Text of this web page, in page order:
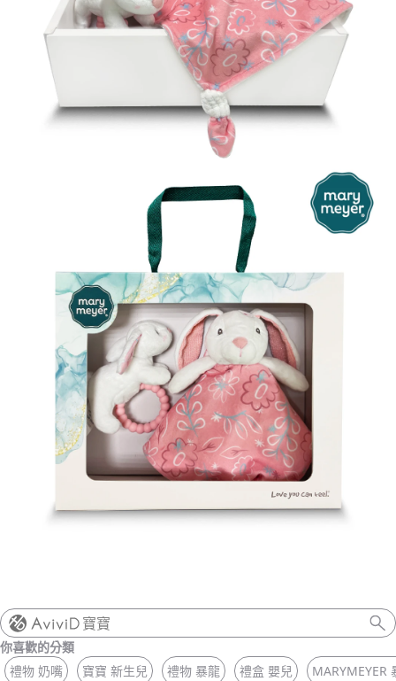
寶寶
你喜歡的分類
禮物 奶嘴
寶寶 新生兒 禮物 暴龍 禮盒 嬰兒 MARYMEYER